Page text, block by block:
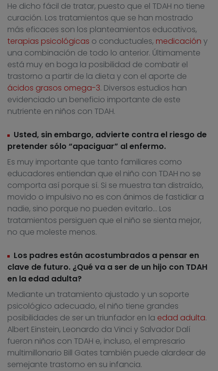
He dicho fácil de tratar, puesto que el TDAH no tiene
curación. Los tratamientos que se han mostrado
más eficaces son los planteamientos educativos,
terapias psicológicas o conductuales, medicación y
una combinación de todo lo anterior. Últimamente
está muy en boga la posibilidad de combatir el
trastorno a partir de la dieta y con el aporte de
ácidos grasos omega-3. Diversos estudios han
evidenciado un beneficio importante de este
nutriente en niños con TDAH.
Usted, sin embargo, advierte contra el riesgo de
pretender sólo “apaciguar” al enfermo.
Es muy importante que tanto familiares como
educadores entiendan que el niño con TDAH no se
comporta así porque sí. Si se muestra tan distraído,
movido o impulsivo no es con ánimos de fastidiar a
nadie, sino porque no pueden evitarlo… Los
tratamientos persiguen que el niño se sienta mejor,
no que moleste menos.
Los padres están acostumbrados a pensar en
clave de futuro. ¿Qué va a ser de un hijo con TDAH
en la edad adulta?
Mediante un tratamiento ajustado y un soporte
psicológico adecuado, el niño tiene grandes
posibilidades de ser un triunfador en la edad adulta.
Albert Einstein, Leonardo da Vinci y Salvador Dalí
fueron niños con TDAH e, incluso, el empresario
multimillonario Bill Gates también puede alardear de
semejante trastorno en su infancia.